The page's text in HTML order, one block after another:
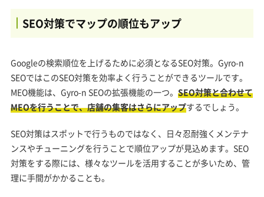
SEO対策でマップの順位もアップ
Googleの検索順位を上げるために必須となるSEO対策。Gyro-n
SEOではこのSEO対策を効率よく行うことができるツールです。
MEO機能は、Gyro-n SEOの拡張機能の一つ。 SEO対策と合わせて
MEOを行うことで、店舗の集客はさらにアップするでしょう。
SEO対策はスポットで行うものではなく、日々忍耐強くメンテナ
ンスやチューニングを行うことで順位アップが見込めます。SEO
対策をする際には、様々なツールを活用することが多いため、管
理に手間がかかることも。